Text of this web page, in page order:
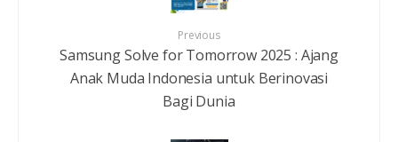
Previous
Samsung Solve for Tomorrow 2025 : Ajang
Anak Muda Indonesia untuk Berinovasi
Bagi Dunia